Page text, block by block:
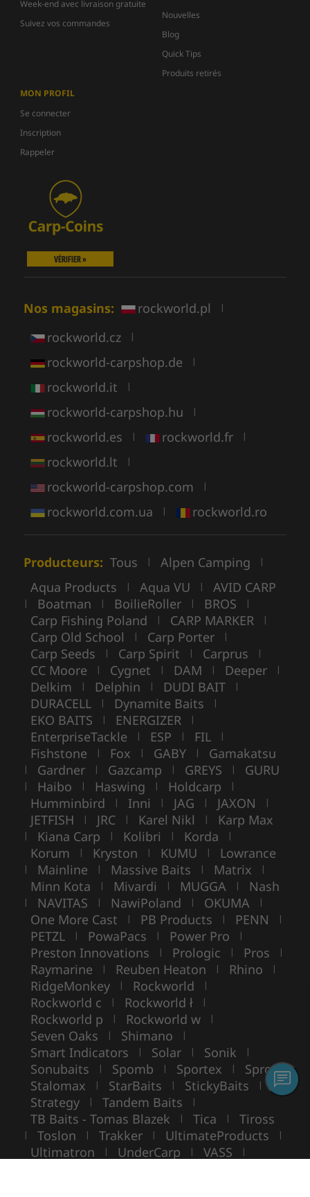
Week-end avec livraison gratuite
Suivez vos commandes
Nouvelles
Blog
Quick Tips
Produits retirés
MON PROFIL
Se connecter
Inscription
Rappeler
VÉRIFIER »
Nos magasins: rockworld.pl |
rockworld.cz |
rockworld-carpshop.de |
rockworld.it |
rockworld-carpshop.hu |
rockworld.es | rockworld.fr |
rockworld.lt |
rockworld-carpshop.com |
rockworld.com.ua | rockworld.ro
Producteurs: Tous | Alpen Camping |
Aqua Products | Aqua VU | AVID CARP
| Boatman | BoilieRoller | BROS |
Carp Fishing Poland | CARP MARKER |
Carp Old School | Carp Porter |
Carp Seeds | Carp Spirit | Carprus |
CC Moore | Cygnet | DAM | Deeper |
Delkim | Delphin | DUDI BAIT |
DURACELL | Dynamite Baits |
EKO BAITS | ENERGIZER |
EnterpriseTackle | ESP | FIL |
Fishstone | Fox | GABY | Gamakatsu
| Gardner | Gazcamp | GREYS | GURU
| Haibo | Haswing | Holdcarp |
Humminbird | Inni | JAG | JAXON |
JETFISH | JRC | Karel Nikl | Karp Max
| Kiana Carp | Kolibri | Korda |
Korum | Kryston | KUMU | Lowrance
| Mainline | Massive Baits | Matrix |
Minn Kota | Mivardi | MUGGA | Nash
| NAVITAS | NawiPoland | OKUMA |
One More Cast | PB Products | PENN |
PETZL | PowaPacs | Power Pro |
Preston Innovations | Prologic | Pros |
Raymarine | Reuben Heaton | Rhino |
RidgeMonkey | Rockworld |
Rockworld c | Rockworld ł |
Rockworld p | Rockworld w |
Seven Oaks | Shimano |
Smart Indicators | Solar | Sonik |
Sonubaits | Spomb | Sportex | Spro |
Stalomax | StarBaits | StickyBaits |
Strategy | Tandem Baits |
TB Baits - Tomas Blazek | Tica | Tiross
| Toslon | Trakker | UltimateProducts |
Ultimatron | UnderCarp | VASS |